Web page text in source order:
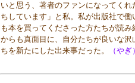
いと思う、著者のファンになってく
ちしています」と私。私が出版社で
も本を買ってくださった方たちが読
からも真面目に、自分たちが良いな
ちを新たにした出来事だった。
（やぎ